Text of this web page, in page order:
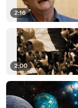
2:16
2:00